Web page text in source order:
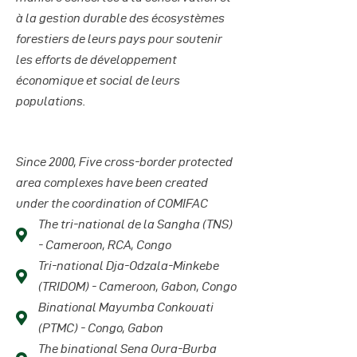
à la gestion durable des écosystèmes
forestiers de leurs pays pour soutenir
les efforts de développement
économique et social de leurs
populations.
Since 2000, Five cross-border protected
area complexes have been created
under the coordination of COMIFAC
The tri-national de la Sangha (TNS)
- Cameroon, RCA, Congo
Tri-national Dja-Odzala-Minkebe
(TRIDOM) - Cameroon, Gabon, Congo
Binational Mayumba Conkouati
(PTMC) - Congo, Gabon
The binational Sena Oura-Burba